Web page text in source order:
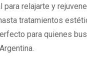
para relajarte y
tratamientos
para quienes